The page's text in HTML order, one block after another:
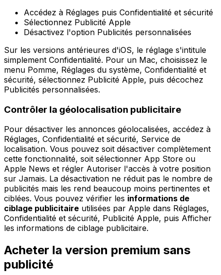
Accédez à Réglages puis Confidentialité et sécurité
Sélectionnez Publicité Apple
Désactivez l'option Publicités personnalisées
Sur les versions antérieures d'iOS, le réglage s'intitule
simplement Confidentialité. Pour un Mac, choisissez le
menu Pomme, Réglages du système, Confidentialité et
sécurité, sélectionnez Publicité Apple, puis décochez
Publicités personnalisées.
Contrôler la géolocalisation publicitaire
Pour désactiver les annonces géolocalisées, accédez à
Réglages, Confidentialité et sécurité, Service de
localisation. Vous pouvez soit désactiver complètement
cette fonctionnalité, soit sélectionner App Store ou
Apple News et régler Autoriser l'accès à votre position
sur Jamais. La désactivation ne réduit pas le nombre de
publicités mais les rend beaucoup moins pertinentes et
ciblées. Vous pouvez vérifier les informations de
ciblage publicitaire utilisées par Apple dans Réglages,
Confidentialité et sécurité, Publicité Apple, puis Afficher
les informations de ciblage publicitaire.
Acheter la version premium sans
publicité